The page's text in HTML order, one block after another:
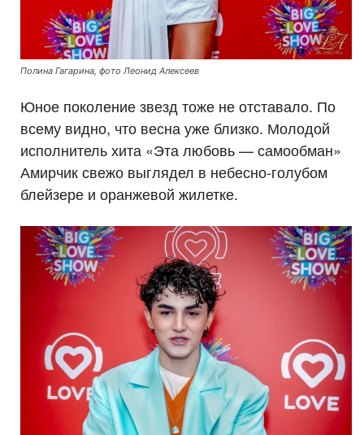
Полина Гагарина, фото Леонид Алексеев
Юное поколение звезд тоже не отставало. По
всему видно, что весна уже близко. Молодой
исполнитель хита «Эта любовь — самообман»
Амирчик свежо выглядел в небесно-голубом
блейзере и оранжевой жилетке.